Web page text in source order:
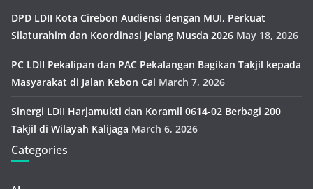
DPD LDII Kota Cirebon Audiensi dengan MUI, Perkuat
Silaturahim dan Koordinasi Jelang Musda 2026 May 18, 2026
PC LDII Pekalipan dan PAC Pekalangan Bagikan Takjil kepada
Masyarakat di Jalan Kebon Cai March 7, 2026
Sinergi LDII Harjamukti dan Koramil 0614-02 Berbagi 200
Takjil di Wilayah Kalijaga March 6, 2026
Categories